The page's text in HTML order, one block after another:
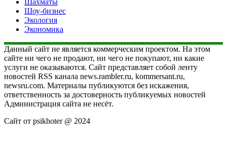
Шоу-бизнес
Экология
Экономика
Данный сайт не является коммерческим проектом. На этом
сайте ни чего не продают, ни чего не покупают, ни какие
услуги не оказываются. Сайт представляет собой ленту
новостей RSS канала news.rambler.ru, kommersant.ru,
newsru.com. Материалы публикуются без искажения,
ответственность за достоверность публикуемых новостей
Администрация сайта не несёт.
Сайт от psikhoter @ 2024